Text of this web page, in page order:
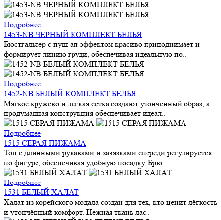
Подробнее
1453-NB ЧЕРНЫЙ КОМПЛЕКТ БЕЛЬЯ
Бюстгальтер с пуш-ап эффектом красиво приподнимает и
формирует линию груди, обеспечивая идеальную по..
Подробнее
1452-NB БЕЛЫЙ КОМПЛЕКТ БЕЛЬЯ
Мягкое кружево и лёгкая сетка создают утончённый образ, а
продуманная конструкция обеспечивает идеал..
Подробнее
1515 СЕРАЯ ПИЖАМА
Топ с длинными рукавами и завязками спереди регулируется
по фигуре, обеспечивая удобную посадку. Брю..
Подробнее
1531 БЕЛЫЙ ХАЛАТ
Халат из корейского модала создан для тех, кто ценит лёгкость
и утончённый комфорт. Нежная ткань лас..